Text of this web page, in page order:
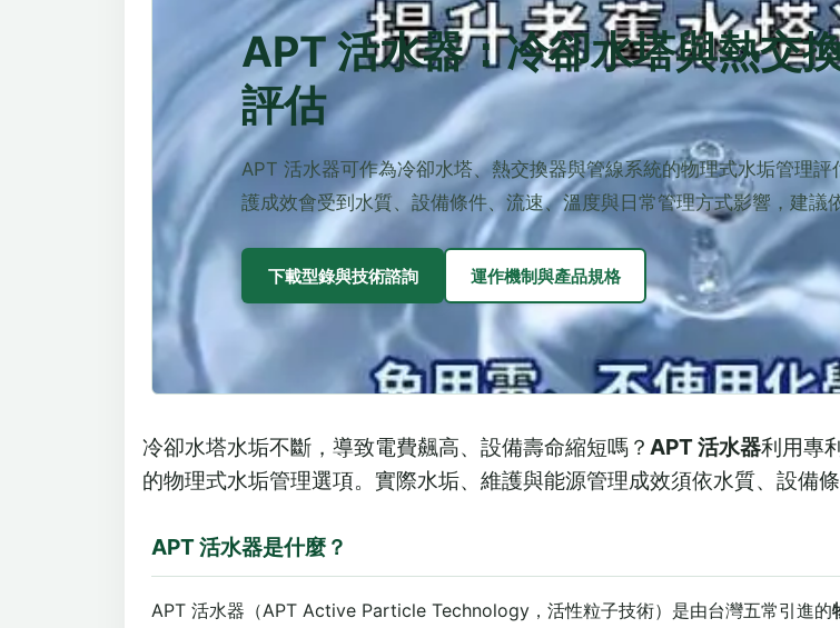
APT 活水器：冷卻水塔與熱交
評估
APT 活水器可作為冷卻水塔、熱交換器與管線系統的物理式水垢管理
護成效會受到水質、設備條件、流速、溫度與日常管理方式影響，建議
下載型錄與技術諮詢 運作機制與產品規格
冷卻水塔水垢不斷，導致電費飆高、設備壽命縮短嗎？ APT 活水器利用專
的物理式水垢管理選項。實際水垢、維護與能源管理成效須依水質、設備
APT 活水器是什麼？
APT 活水器（APT Active Particle Technology，活性粒子技術）是由台灣五常引進的